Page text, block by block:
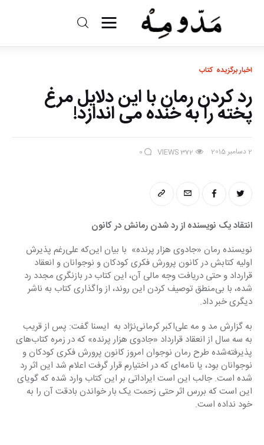
مد و مه
ادبیات
سینما
درباره ما
اخبار برگزیده کتاب
رد کردن رمان با این دلایل مرغ
پخته را به خنده می اندازد!
2 دسامبر 2015 372
VIEWS
0
انتقاد یک نویسنده از رد شدن رمانش در کانون
نویسنده رمان «جادوی هزار پرنده»  با بیان این‌که علی‌رغم پذیرش
اولیه کتابش در کانون پرورش فکری کودکان و نوجوانان و انعقاد
قرارداد و حتی دریافت وجه‌ مالی آن،‌ این کتاب در بازنگری مجدد رد
شده،‌ با بی‌منطق توصیف کردن این روند‌، از واگذاری کتاب به ناشر
دیگری خبر داد.
به گزارش مد و مه علی‌اکبر کرمانی‌نژاد به  ایسنا گفت: پس از قریب
به سه سال از انعقاد قرارداد «جادوی هزار پرنده» که در زمره کتاب‌های
پذیرفته‌شده طرح‌ رمان نوجوان امروز کانون پرورش فکری کودکان و
نوجوانان بود،‌ یا نامه‌ای که در اختیارم قرار گرفت اعلام شد این اثر رد
شده است. جالب این است ایراداتی بر این کتاب وارد شده که گویای
این است که بررس اثر حتی زحمت یک بار خواندن بادقت آن را به
خود نداده است.